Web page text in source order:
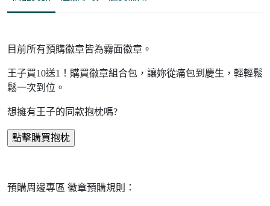
目前所有預購徽章皆為霧面徽章。
王子買10送1！購買徽章組合包，讓妳從痛包到慶生，輕輕鬆
鬆一次到位。
想擁有王子的同款抱枕嗎?
預購周邊專區 徽章預購規則：